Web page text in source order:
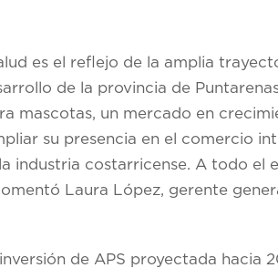
es el reflejo de la amplia
de la provincia de
mascotas, un mercado en
su presencia en el comercio
industria costarricense. A todo el
Laura López, gerente
de APS proyectada hacia